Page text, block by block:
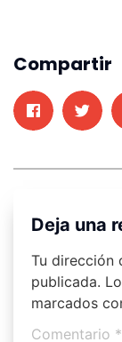
Compartir
Deja una
Tu dirección
publicada.
marcados
Comentario *